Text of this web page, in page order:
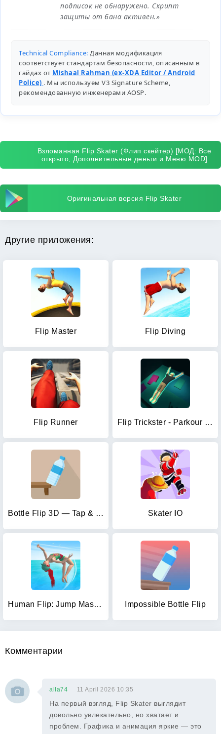
подписок не обнаружено. Скрипт
защиты от бана активен.»
Technical Compliance: Данная модификация
соответствует стандартам безопасности, описанным в
гайдах от Mishaal Rahman (ex-XDA Editor / Android
Police) . Мы используем V3 Signature Scheme,
рекомендованную инженерами AOSP.
Взломанная Flip Skater (Флип скейтер) [МОД: Все
открыто, Дополнительные деньги и Меню MOD]
Оригинальная версия Flip Skater
Другие приложения:
Flip Master Flip Diving
Flip Runner Flip Trickster - Parkour Simul
Bottle Flip 3D — Tap & Jump Skater IO
Human Flip: Jump Master Game Impossible Bottle Flip
Комментарии
alla74 11 April 2026 10:35
На первый взгляд, Flip Skater выглядит
довольно увлекательно, но хватает и
проблем. Графика и анимация яркие — это